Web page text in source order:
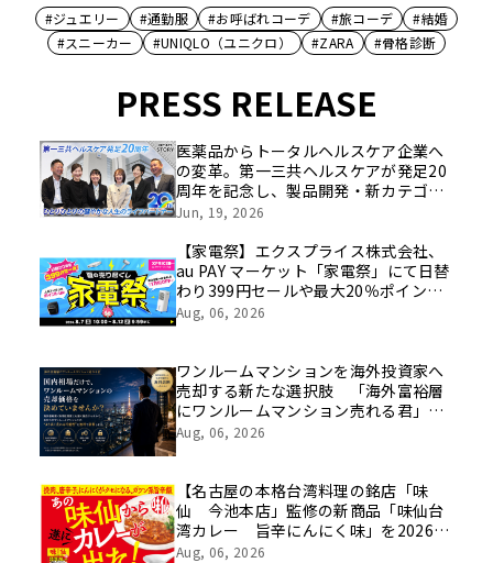
#ジュエリー #通勤服 #お呼ばれコーデ #旅コーデ
#結婚
#スニーカー
#UNIQLO（ユニクロ） #ZARA #骨格診断
PRESS RELEASE
医薬品からトータルヘルスケア企業へ
の変革。第一三共ヘルスケアが発足20
周年を記念し、製品開発・新カテゴリ
挑戦の舞台や旧社統合時のエピソード
像を公開！
Jun, 19, 2026
【家電祭】エクスプライス株式会社、
au PAY マーケット「家電祭」にて日替
わり399円セールや最大20％ポイント
還元などお得なキャンペーンを
Aug, 06, 2026
ワンルームマンションを海外投資家へ
売却する新たな選択肢 「海外富裕層
にワンルームマンション売れる君」サ
ービス開始
Aug, 06, 2026
【名古屋の本格台湾料理の銘店「味
仙 今池本店」監修の新商品「味仙台
湾カレー 旨辛にんにく味」を2026年
8月3日に発売！】
Aug, 06, 2026